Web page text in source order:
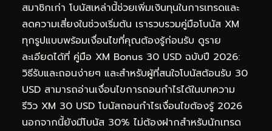
สมาชิกเก่า โบนัสเหล่านี้ช่วยเพิ่มเงินทุนในการเทรดและ
ลดความเสี่ยงในช่วงเริ่มต้น เรารวบรวมคู่มือโบนัส XM
ทุกรูปแบบพร้อมเงื่อนไขที่คุณต้องรู้ก่อนรับ ดูราย
ละเอียดได้ที่ คู่มือ XM Bonus 30 USD ฉบับปี 2026:
วิธีรับและถอนง่ายๆ และสำหรับผู้ที่สนใจโบนัสต้อนรับ 30
USD สามารถอ่านเงื่อนไขการถอนกำไรได้ในบทความ
รีวิว XM 30 USD โบนัสถอนกำไรเงื่อนไขต้องรู้ 2026
นอกจากนี้ยังมีโบนัส 30% ไม่ต้องฝากสำหรับนักเทรด